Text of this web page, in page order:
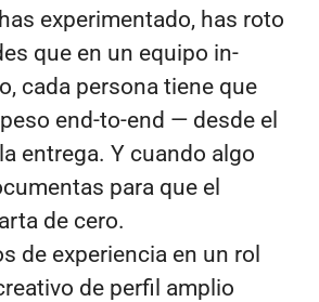
experimentado, has roto
que en un equipo in-
cada persona tiene que
end-to-end — desde el
entrega. Y cuando algo
para que el
de cero.
de experiencia en un rol
de perfil amplio